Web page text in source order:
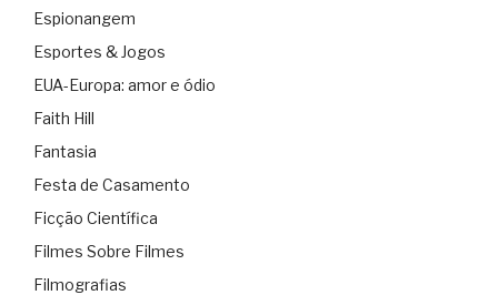
Espionangem
Esportes & Jogos
EUA-Europa: amor e ódio
Faith Hill
Fantasia
Festa de Casamento
Ficção Científica
Filmes Sobre Filmes
Filmografias